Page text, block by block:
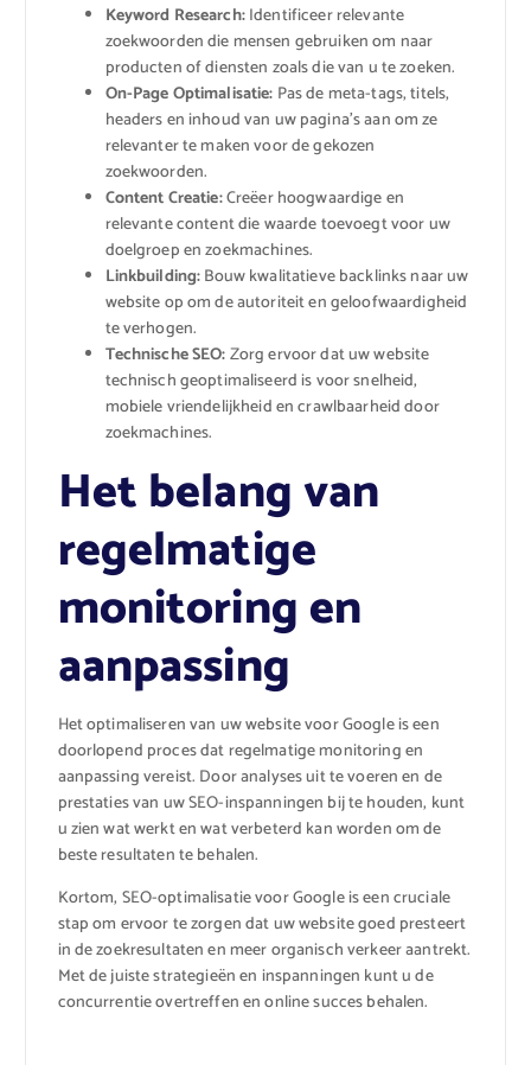
Keyword Research:Identificeer relevante
zoekwoorden die mensen gebruiken om naar
producten of diensten zoals die van u te zoeken.
On-Page Optimalisatie: Pas de meta-tags, titels,
headers en inhoud van uw pagina’s aan om ze
relevanter te maken voor de gekozen
zoekwoorden.
Content Creatie:Creëer hoogwaardige en
relevante content die waarde toevoegt voor uw
doelgroep en zoekmachines.
Linkbuilding:Bouw kwalitatieve backlinks naar uw
website op om de autoriteit en geloofwaardigheid
te verhogen.
Technische SEO:Zorg ervoor dat uw website
technisch geoptimaliseerd is voor snelheid,
mobiele vriendelijkheid en crawlbaarheid door
zoekmachines.
Het belang van
regelmatige
monitoring en
aanpassing
Het optimaliseren van uw website voor Google is een
doorlopend proces dat regelmatige monitoring en
aanpassing vereist. Door analyses uit te voeren en de
prestaties van uw SEO-inspanningen bij te houden, kunt
u zien wat werkt en wat verbeterd kan worden om de
beste resultaten te behalen.
Kortom, SEO-optimalisatie voor Google is een cruciale
stap om ervoor te zorgen dat uw website goed presteert
in de zoekresultaten en meer organisch verkeer aantrekt.
Met de juiste strategieën en inspanningen kunt u de
concurrentie overtreffen en online succes behalen.